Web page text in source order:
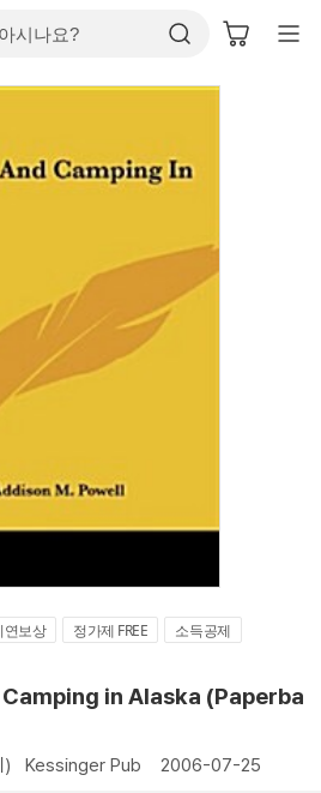
연보상 정가제 FREE
소득공제
in Alaska (Paperba
) Kessinger Pub 2006-07-25